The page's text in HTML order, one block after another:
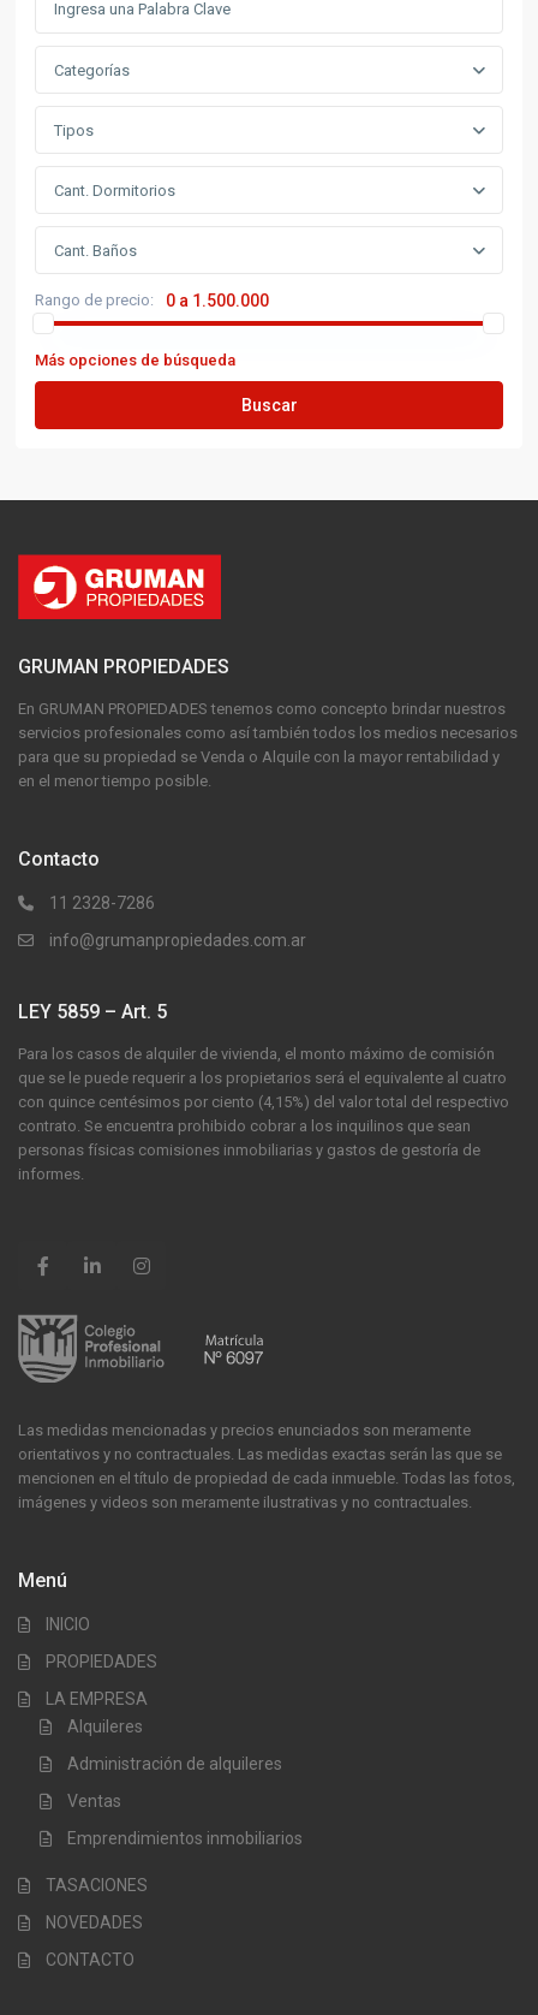
Categorías
Tipos
Cant. Dormitorios
Cant. Baños
Rango de precio: 0 a 1.500.000
Más opciones de búsqueda
Buscar
GRUMAN PROPIEDADES
En GRUMAN PROPIEDADES tenemos como concepto brindar nuestros
servicios profesionales como así también todos los medios necesarios
para que su propiedad se Venda o Alquile con la mayor rentabilidad y
en el menor tiempo posible.
Contacto
11 2328-7286
info@grumanpropiedades.com.ar
LEY 5859 – Art. 5
Para los casos de alquiler de vivienda, el monto máximo de comisión
que se le puede requerir a los propietarios será el equivalente al cuatro
con quince centésimos por ciento (4,15%) del valor total del respectivo
contrato. Se encuentra prohibido cobrar a los inquilinos que sean
personas físicas comisiones inmobiliarias y gastos de gestoría de
informes.
Las medidas mencionadas y precios enunciados son meramente
orientativos y no contractuales. Las medidas exactas serán las que se
mencionen en el título de propiedad de cada inmueble. Todas las fotos,
imágenes y videos son meramente ilustrativas y no contractuales.
Menú
INICIO
PROPIEDADES
LA EMPRESA
Alquileres
Administración de alquileres
Ventas
Emprendimientos inmobiliarios
TASACIONES
NOVEDADES
CONTACTO